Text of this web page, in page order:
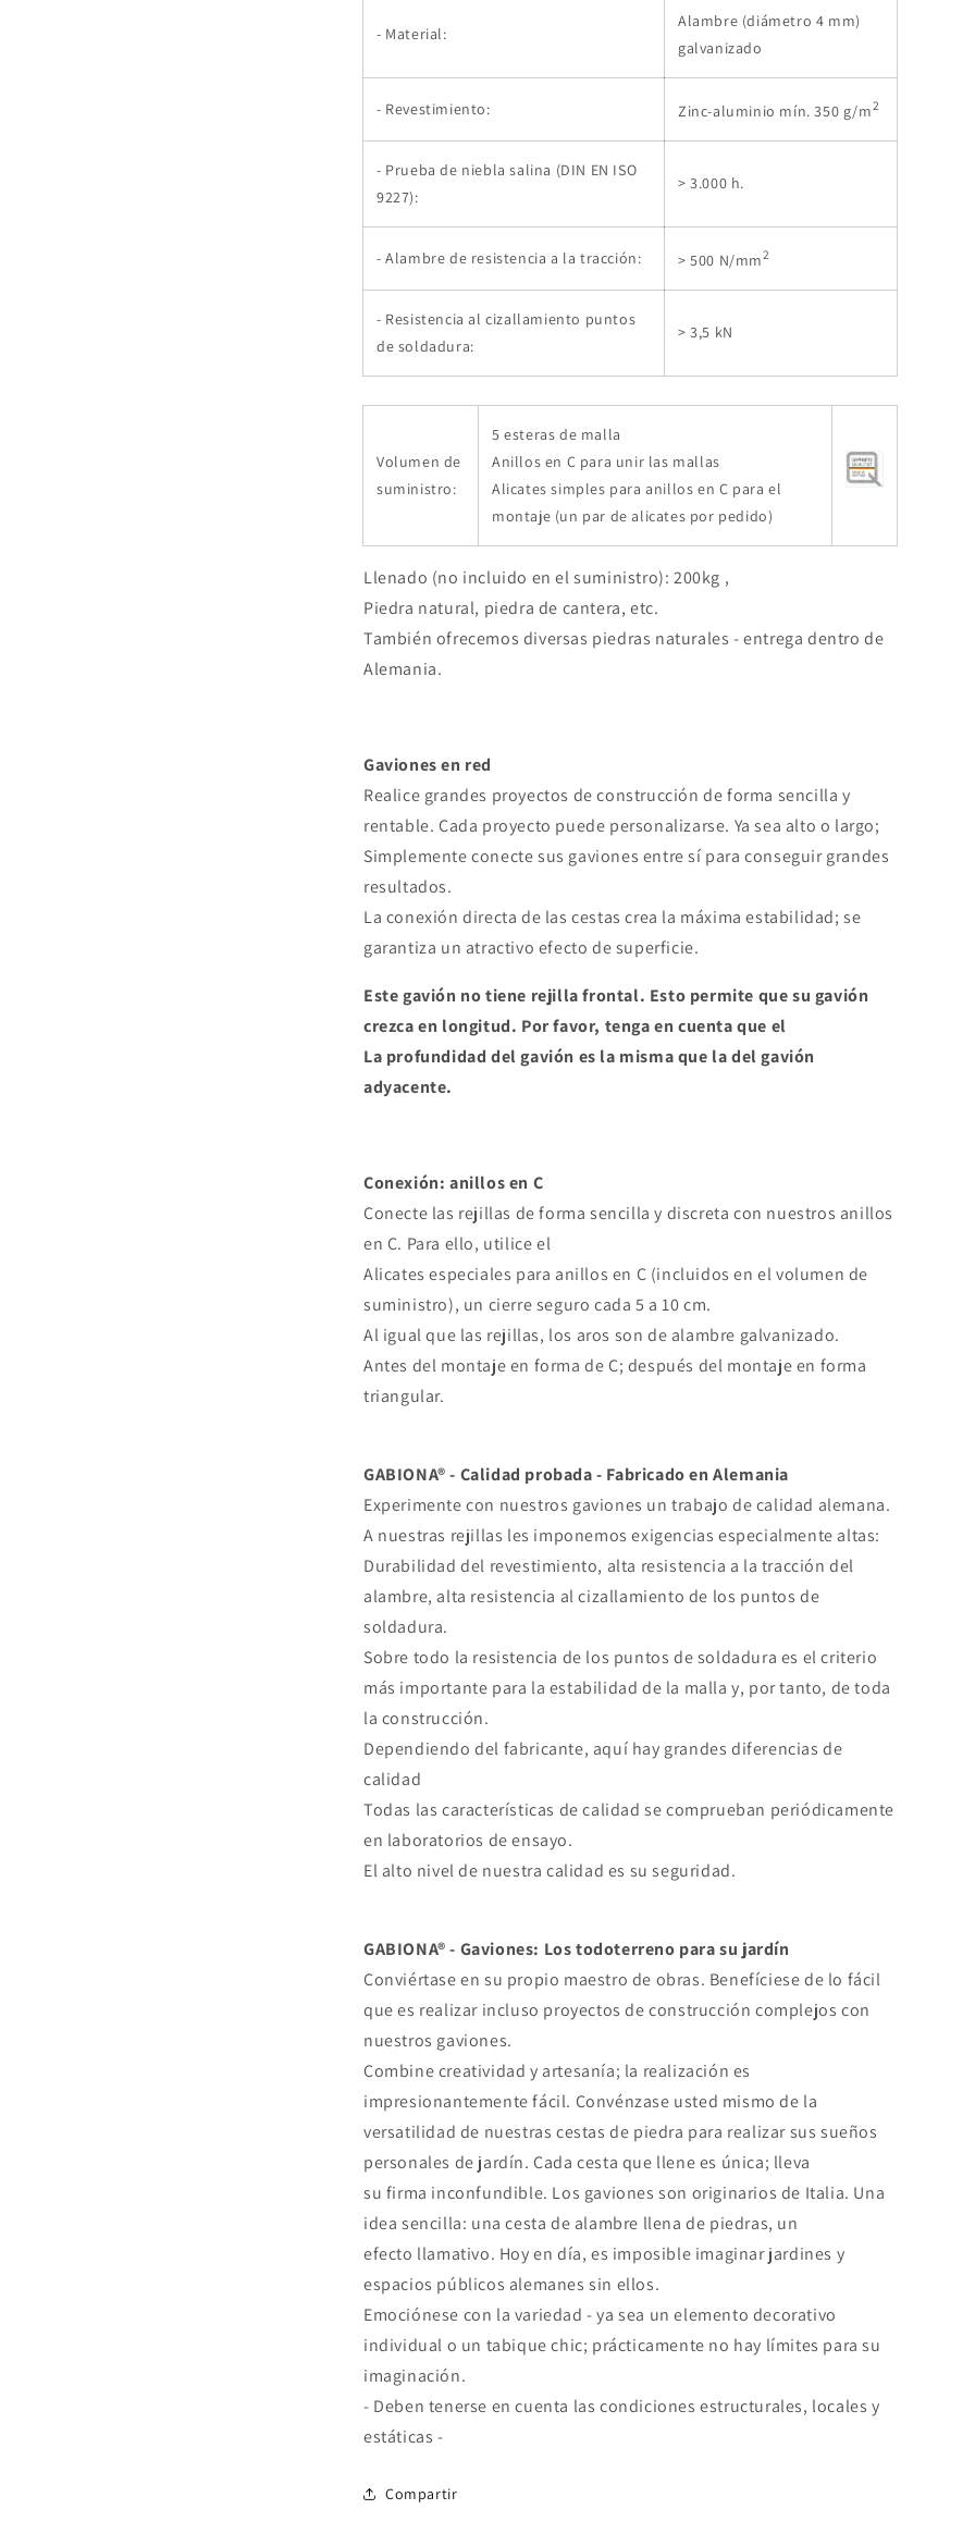
- Material:
Alambre (diámetro 4 mm)
galvanizado
- Revestimiento: Zinc-aluminio mín. 350 g/m2
- Prueba de niebla salina (DIN EN ISO
9227):
> 3.000 h.
- Alambre de resistencia a la tracción: > 500 N/mm2
- Resistencia al cizallamiento puntos
de soldadura:
> 3,5 kN
Volumen de
suministro:
5 esteras de malla
Anillos en C para unir las mallas
Alicates simples para anillos en C para el
montaje (un par de alicates por pedido)
Llenado (no incluido en el suministro): 200kg ,
Piedra natural, piedra de cantera, etc.
También ofrecemos diversas piedras naturales - entrega dentro de
Alemania.
Gaviones en red
Realice grandes proyectos de construcción de forma sencilla y
rentable. Cada proyecto puede personalizarse. Ya sea alto o largo;
Simplemente conecte sus gaviones entre sí para conseguir grandes
resultados.
La conexión directa de las cestas crea la máxima estabilidad; se
garantiza un atractivo efecto de superficie.
Este gavión no tiene rejilla frontal. Esto permite que su gavión
crezca en longitud. Por favor, tenga en cuenta que el
La profundidad del gavión es la misma que la del gavión
adyacente.
Conexión: anillos en C
Conecte las rejillas de forma sencilla y discreta con nuestros anillos
en C. Para ello, utilice el
Alicates especiales para anillos en C (incluidos en el volumen de
suministro), un cierre seguro cada 5 a 10 cm.
Al igual que las rejillas, los aros son de alambre galvanizado.
Antes del montaje en forma de C; después del montaje en forma
triangular.
GABIONA® - Calidad probada - Fabricado en Alemania
Experimente con nuestros gaviones un trabajo de calidad alemana.
A nuestras rejillas les imponemos exigencias especialmente altas:
Durabilidad del revestimiento, alta resistencia a la tracción del
alambre, alta resistencia al cizallamiento de los puntos de
soldadura.
Sobre todo la resistencia de los puntos de soldadura es el criterio
más importante para la estabilidad de la malla y, por tanto, de toda
la construcción.
Dependiendo del fabricante, aquí hay grandes diferencias de
calidad
Todas las características de calidad se comprueban periódicamente
en laboratorios de ensayo.
El alto nivel de nuestra calidad es su seguridad.
GABIONA® - Gaviones: Los todoterreno para su jardín
Conviértase en su propio maestro de obras. Benefíciese de lo fácil
que es realizar incluso proyectos de construcción complejos con
nuestros gaviones.
Combine creatividad y artesanía; la realización es
impresionantemente fácil. Convénzase usted mismo de la
versatilidad de nuestras cestas de piedra para realizar sus sueños
personales de jardín. Cada cesta que llene es única; lleva
su firma inconfundible. Los gaviones son originarios de Italia. Una
idea sencilla: una cesta de alambre llena de piedras, un
efecto llamativo. Hoy en día, es imposible imaginar jardines y
espacios públicos alemanes sin ellos.
Emociónese con la variedad - ya sea un elemento decorativo
individual o un tabique chic; prácticamente no hay límites para su
imaginación.
- Deben tenerse en cuenta las condiciones estructurales, locales y
estáticas -
Compartir